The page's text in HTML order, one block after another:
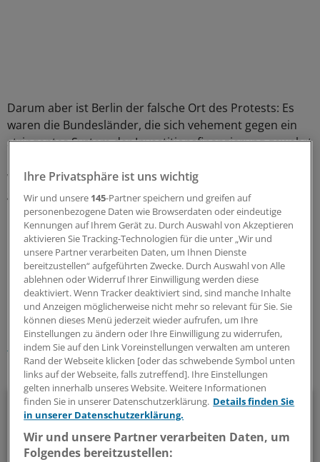
Darum aber ist Berlin der falsche Ort des Protests: Es
waren die Bundesländer, die sich vehement gegen ein
stringentes System der Investitionsfinanzierung gewehrt
wenn Kliniken in den nächsten Jahren in die Insolvenz
gehen oder wenn private Klinikunternehmen mit
privatem Kapital die Gesundheitsversorgung
übernehmen. Es sind die Laumänner unter den
Gesundheitsministern, denen der Protest gebührt.
Schlagworte:
Berufspolitik
Ihr Newsletter zum Thema
Politik & Debatte
Mit diesem Newsletter blicken Sie hinter das tägliche
Geschehen in der Gesundheitspolitik. Mit Analysen,
Ihre Privatsphäre ist uns wichtig
Wir und unsere 145-Partner speichern und greifen auf
personenbezogene Daten wie Browserdaten oder eindeutige
Kennungen auf Ihrem Gerät zu. Durch Auswahl von Akzeptieren
aktivieren Sie Tracking-Technologien für die unter „Wir und
unsere Partner verarbeiten Daten, um Ihnen Dienste
bereitzustellen“ aufgeführten Zwecke. Durch Auswahl von Alle
ablehnen oder Widerruf Ihrer Einwilligung werden diese
deaktiviert. Wenn Tracker deaktiviert sind, sind manche Inhalte
und Anzeigen möglicherweise nicht mehr so relevant für Sie. Sie
können dieses Menü jederzeit wieder aufrufen, um Ihre
Einstellungen zu ändern oder Ihre Einwilligung zu widerrufen,
indem Sie auf den Link Voreinstellungen verwalten am unteren
Rand der Webseite klicken [oder das schwebende Symbol unten
links auf der Webseite, falls zutreffend]. Ihre Einstellungen
gelten innerhalb unseres Website. Weitere Informationen
finden Sie in unserer Datenschutzerklärung. Details finden Sie
in unserer Datenschutzerklärung.
Wir und unsere Partner verarbeiten Daten, um
Folgendes bereitzustellen: